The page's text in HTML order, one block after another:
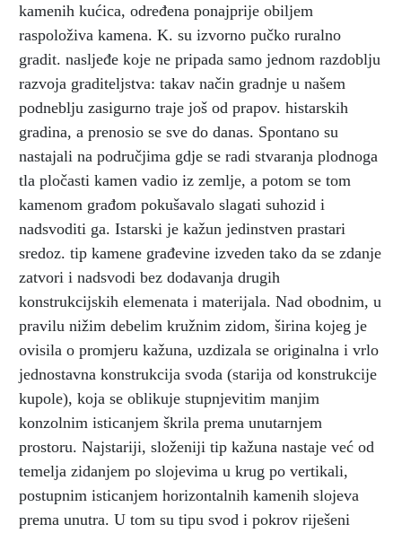
kamenih kućica, određena ponajprije obiljem
raspoloživa kamena. K. su izvorno pučko ruralno
gradit. nasljeđe koje ne pripada samo jednom razdoblju
razvoja graditeljstva: takav način gradnje u našem
podneblju zasigurno traje još od prapov. histarskih
gradina, a prenosio se sve do danas. Spontano su
nastajali na područjima gdje se radi stvaranja plodnoga
tla pločasti kamen vadio iz zemlje, a potom se tom
kamenom građom pokušavalo slagati suhozid i
nadsvoditi ga. Istarski je kažun jedinstven prastari
sredoz. tip kamene građevine izveden tako da se zdanje
zatvori i nadsvodi bez dodavanja drugih
konstrukcijskih elemenata i materijala. Nad obodnim, u
pravilu nižim debelim kružnim zidom, širina kojeg je
ovisila o promjeru kažuna, uzdizala se originalna i vrlo
jednostavna konstrukcija svoda (starija od konstrukcije
kupole), koja se oblikuje stupnjevitim manjim
konzolnim isticanjem škrila prema unutarnjem
prostoru. Najstariji, složeniji tip kažuna nastaje već od
temelja zidanjem po slojevima u krug po vertikali,
postupnim isticanjem horizontalnih kamenih slojeva
prema unutra. U tom su tipu svod i pokrov riješeni